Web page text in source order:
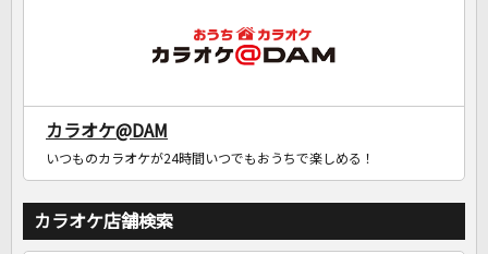
カラオケ@DAM
いつものカラオケが24時間いつでもおうちで楽しめる！
カラオケ店舗検索